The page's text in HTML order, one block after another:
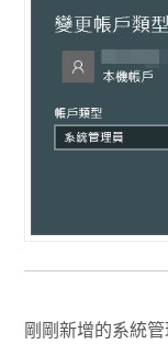
剛剛新增的系統